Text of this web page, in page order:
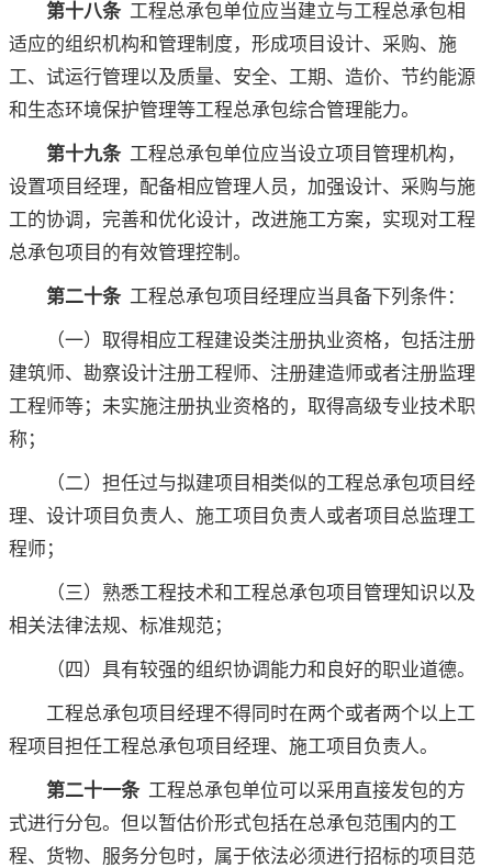
第十八条工程总承包单位应当建立与工程总承包相
适应的组织机构和管理制度，形成项目设计、采购、施
工、试运行管理以及质量、安全、工期、造价、节约能源
和生态环境保护管理等工程总承包综合管理能力。
第十九条工程总承包单位应当设立项目管理机构，
设置项目经理，配备相应管理人员，加强设计、采购与施
工的协调，完善和优化设计，改进施工方案，实现对工程
总承包项目的有效管理控制。
第二十条工程总承包项目经理应当具备下列条件：
（一）取得相应工程建设类注册执业资格，包括注册
建筑师、勘察设计注册工程师、注册建造师或者注册监理
工程师等；未实施注册执业资格的，取得高级专业技术职
称；
（二）担任过与拟建项目相类似的工程总承包项目经
理、设计项目负责人、施工项目负责人或者项目总监理工
程师；
（三）熟悉工程技术和工程总承包项目管理知识以及
相关法律法规、标准规范；
（四）具有较强的组织协调能力和良好的职业道德。
工程总承包项目经理不得同时在两个或者两个以上工
程项目担任工程总承包项目经理、施工项目负责人。
第二十一条工程总承包单位可以采用直接发包的方
式进行分包。但以暂估价形式包括在总承包范围内的工
程、货物、服务分包时，属于依法必须进行招标的项目范